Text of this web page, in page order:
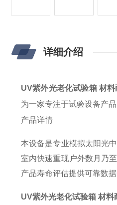
详细介绍
UV紫外光老化试验箱 材
为一家专注于试验设备产
产品详情
本设备是专业模拟太阳光
室内快速重现户外数月乃
产品寿命评估提供可靠数据
UV紫外光老化试验箱 材料